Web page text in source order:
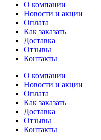
О компании
Новости и акции
Оплата
Как заказать
Доставка
Отзывы
Контакты
О компании
Новости и акции
Оплата
Как заказать
Доставка
Отзывы
Контакты